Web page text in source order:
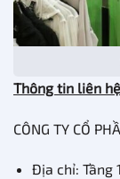
Thông tin liên
CÔNG TY CỔ
Địa chỉ: Tầng